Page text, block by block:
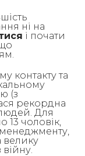
ні на
і почати
контакту та
(з
рекордна
людей. Для
13 чоловік,
менеджменту,
велику